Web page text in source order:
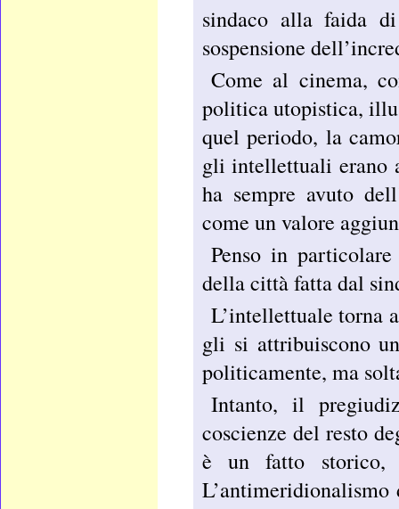
sindaco alla faida
sospensione
Come al cinema,
politica utopistica,
quel periodo, la
gli intellettuali erano
ha sempre avuto
come un valore
Penso in
della città fatta dal
L’intellettuale torna
gli si attribuiscono
politicamente, ma
Intanto, il
coscienze del resto
è un fatto storico,